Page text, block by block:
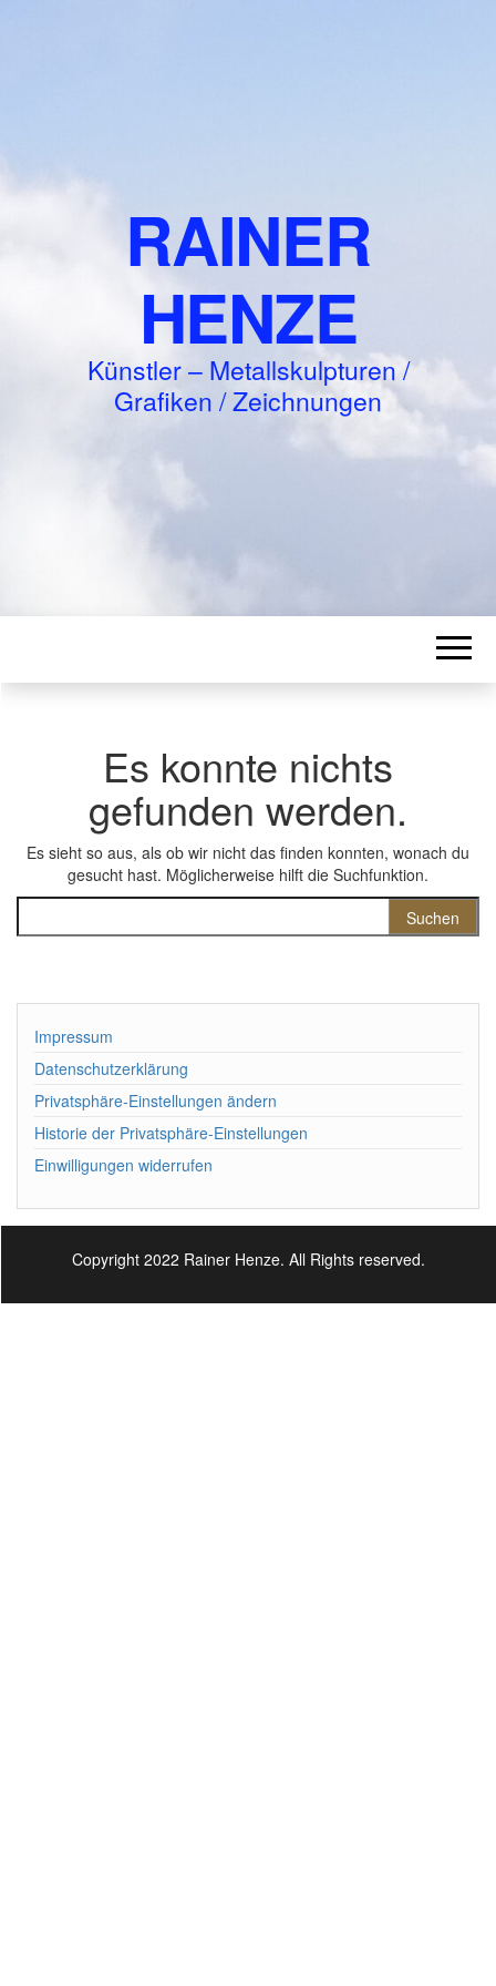
RAINER
HENZE
Künstler – Metallskulpturen /
Grafiken / Zeichnungen
Es konnte nichts
gefunden werden.
Es sieht so aus, als ob wir nicht das finden konnten, wonach du
gesucht hast. Möglicherweise hilft die Suchfunktion.
Impressum
Datenschutzerklärung
Privatsphäre-Einstellungen ändern
Historie der Privatsphäre-Einstellungen
Einwilligungen widerrufen
Copyright 2022 Rainer Henze. All Rights reserved.